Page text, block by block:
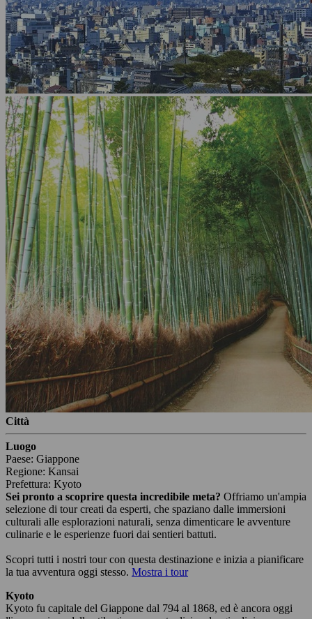
Città
Luogo
Paese: Giappone
Regione: Kansai
Prefettura: Kyoto
Sei pronto a scoprire questa incredibile meta? Offriamo un'ampia
selezione di tour creati da esperti, che spaziano dalle immersioni
culturali alle esplorazioni naturali, senza dimenticare le avventure
culinarie e le esperienze fuori dai sentieri battuti.
Scopri tutti i nostri tour con questa destinazione e inizia a pianificare
la tua avventura oggi stesso. Mostra i tour
Kyoto
Kyoto fu capitale del Giappone dal 794 al 1868, ed è ancora oggi